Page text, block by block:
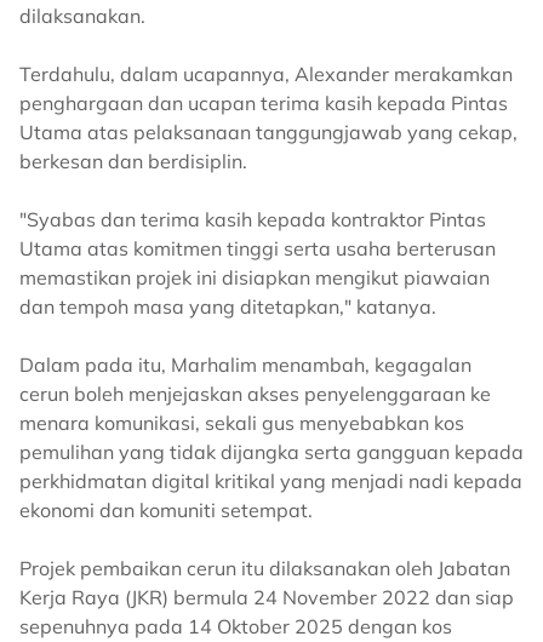
dilaksanakan.
Terdahulu, dalam ucapannya, Alexander merakamkan
penghargaan dan ucapan terima kasih kepada Pintas
Utama atas pelaksanaan tanggungjawab yang cekap,
berkesan dan berdisiplin.
"Syabas dan terima kasih kepada kontraktor Pintas
Utama atas komitmen tinggi serta usaha berterusan
memastikan projek ini disiapkan mengikut piawaian
dan tempoh masa yang ditetapkan," katanya.
Dalam pada itu, Marhalim menambah, kegagalan
cerun boleh menjejaskan akses penyelenggaraan ke
menara komunikasi, sekali gus menyebabkan kos
pemulihan yang tidak dijangka serta gangguan kepada
perkhidmatan digital kritikal yang menjadi nadi kepada
ekonomi dan komuniti setempat.
Projek pembaikan cerun itu dilaksanakan oleh Jabatan
Kerja Raya (JKR) bermula 24 November 2022 dan siap
sepenuhnya pada 14 Oktober 2025 dengan kos